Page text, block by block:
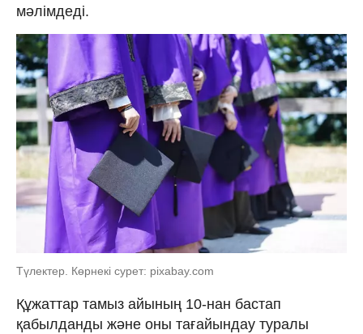
мәлімдеді.
Түлектер. Көрнекі сурет: pixabay.com
Құжаттар тамыз айының 10-нан бастап
қабылданды және оны тағайындау туралы